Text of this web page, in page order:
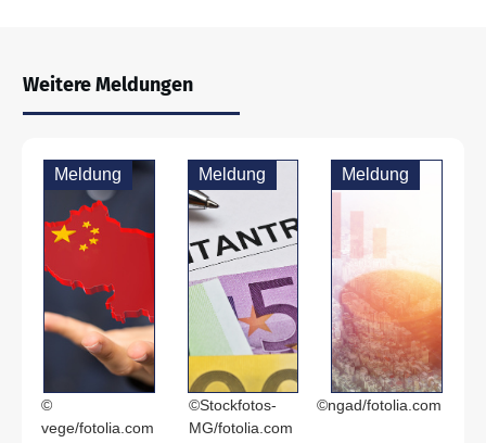
Weitere Meldungen
Meldung
©
vege/fotolia.com
Meldung
©Stockfotos-
MG/fotolia.com
Meldung
©ngad/fotolia.com